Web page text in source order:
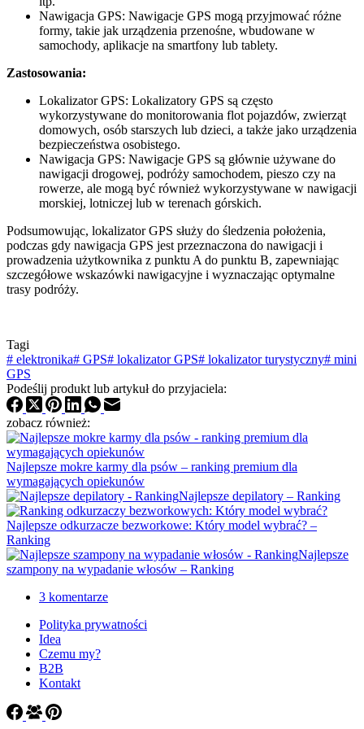
Nawigacja GPS: Nawigacje GPS mogą przyjmować różne
formy, takie jak urządzenia przenośne, wbudowane w
samochody, aplikacje na smartfony lub tablety.
Zastosowania:
Lokalizator GPS: Lokalizatory GPS są często
wykorzystywane do monitorowania flot pojazdów, zwierząt
domowych, osób starszych lub dzieci, a także jako urządzenia
bezpieczeństwa osobistego.
Nawigacja GPS: Nawigacje GPS są głównie używane do
nawigacji drogowej, podróży samochodem, pieszo czy na
rowerze, ale mogą być również wykorzystywane w nawigacji
morskiej, lotniczej lub w terenach górskich.
Podsumowując, lokalizator GPS służy do śledzenia położenia,
podczas gdy nawigacja GPS jest przeznaczona do nawigacji i
prowadzenia użytkownika z punktu A do punktu B, zapewniając
szczegółowe wskazówki nawigacyjne i wyznaczając optymalne
trasy podróży.
Tagi
# elektronika# GPS# lokalizator GPS# lokalizator turystyczny# mini
GPS
Podeślij produkt lub artykuł do przyjaciela:
zobacz również:
Najlepsze mokre karmy dla psów – ranking premium dla
wymagających opiekunów
Najlepsze depilatory – Ranking
Najlepsze odkurzacze bezworkowe: Który model wybrać? –
Ranking
Najlepsze
szampony na wypadanie włosów – Ranking
3 komentarze
Polityka prywatności
Idea
Czemu my?
B2B
Kontakt